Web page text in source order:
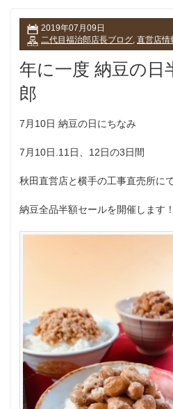
2019年07月09日
二代目福治郎店長ブログ 直営店情
年に一度 納豆の日
郎
7月10日 納豆の日にちなみ
7月10日.11日、12日の3日間
秋田直営店と横手の工事直売所に
納豆全品半額セールを開催します！